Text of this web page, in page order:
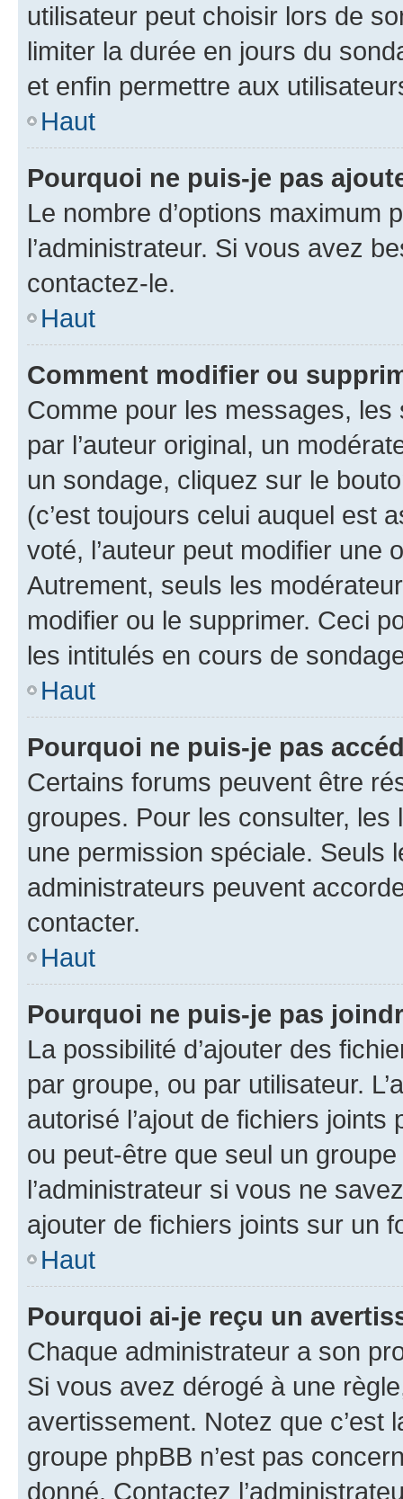
utilisateur peut choisir lors de
limiter la durée en jours du
et enfin permettre aux
Haut
Pourquoi ne puis-je pas
Le nombre d’options maximum
l’administrateur. Si vous avez
contactez-le.
Haut
Comment modifier ou
Comme pour les messages,
par l’auteur original, un
un sondage, cliquez sur le
(c’est toujours celui auquel est
voté, l’auteur peut modifier une
Autrement, seuls les
modifier ou le supprimer. Ceci
les intitulés en cours de
Haut
Pourquoi ne puis-je pas
Certains forums peuvent être
groupes. Pour les consulter,
une permission spéciale. Seuls
administrateurs peuvent
contacter.
Haut
Pourquoi ne puis-je pas
La possibilité d’ajouter des
par groupe, ou par utilisateur.
autorisé l’ajout de fichiers
ou peut-être que seul un
l’administrateur si vous ne
ajouter de fichiers joints sur un
Haut
Pourquoi ai-je reçu un
Chaque administrateur a son
Si vous avez dérogé à une
avertissement. Notez que c’est
groupe phpBB n’est pas
donné. Contactez